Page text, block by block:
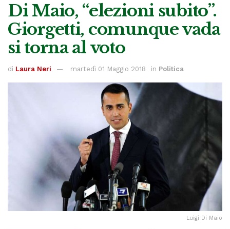
Di Maio, “elezioni subito”.
Giorgetti, comunque vada
si torna al voto
di Laura Neri martedì 01 Maggio 2018 in Politica
Luigi Di Maio